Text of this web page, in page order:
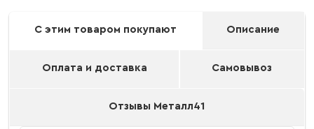
С этим товаром покупают Описание
Оплата и доставка Самовывоз
Отзывы Металл41